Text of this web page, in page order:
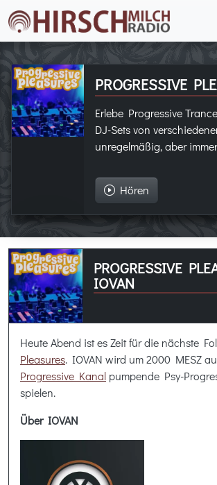
PROGRESSIVE
Erlebe Progressive
DJ-Sets von
unregelmäßig, aber
Hören
PROGRESSIVE
IOVAN
Heute Abend ist es Zeit für die nächste
Pleasures. IOVAN wird um 2000 MESZ
Progressive Kanal pumpende Psy-
spielen.
Über IOVAN